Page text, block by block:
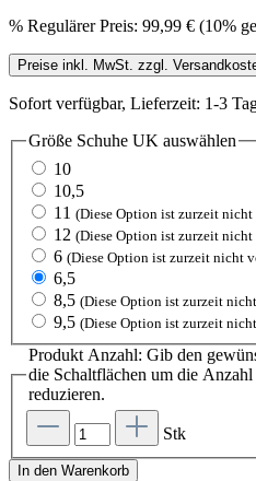
% Regulärer Preis: 99,99 € (10%
Preise inkl. MwSt. zzgl.
Sofort verfügbar, Lieferzeit: 1-3
Größe Schuhe UK auswählen
10
10,5
11 (Diese Option ist zurzeit nicht
12 (Diese Option ist zurzeit nicht
6 (Diese Option ist zurzeit nicht
6,5
8,5 (Diese Option ist zurzeit
9,5 (Diese Option ist zurzeit
Produkt Anzahl: Gib den
die Schaltflächen um die
reduzieren.
Stk
In den Warenkorb